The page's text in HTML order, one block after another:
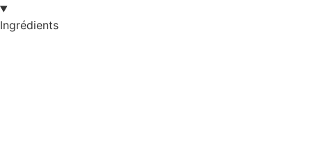
Ingrédients